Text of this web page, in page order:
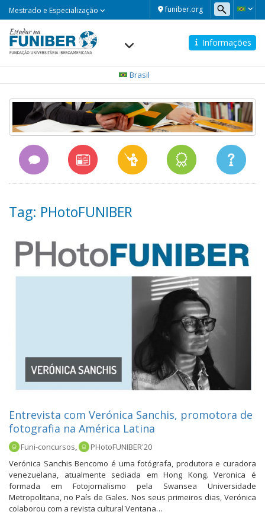
funiber.org
Mestrado e Especialização
Informações
Brasil
Tag: PHotoFUNIBER
Entrevista com Verónica Sanchis, promotora de
fotografia na América Latina
Funi-concursos,
PHotoFUNIBER'20
Verónica Sanchis Bencomo é uma fotógrafa, produtora e curadora
venezuelana, atualmente sediada em Hong Kong. Veronica é
formada em Fotojornalismo pela Swansea Universidade
Metropolitana, no País de Gales. Nos seus primeiros dias, Verónica
colaborou com a revista cultural Ventana…